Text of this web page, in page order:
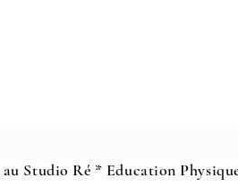
Studio Ré * Education